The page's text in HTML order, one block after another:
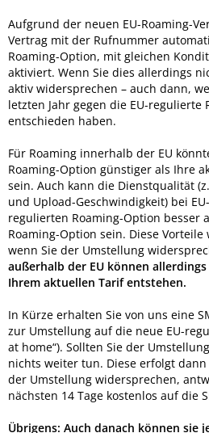
Aufgrund der neuen EU-Roaming-
Vertrag mit der Rufnummer
Roaming-Option, mit gleichen
aktiviert. Wenn Sie dies allerdings
aktiv widersprechen – auch dann,
letzten Jahr gegen die EU-regulierte
entschieden haben.
Für Roaming innerhalb der EU
Roaming-Option günstiger als Ihre
sein. Auch kann die Dienstqualität
und Upload-Geschwindigkeit) bei
regulierten Roaming-Option besser
Roaming-Option sein. Diese
wenn Sie der Umstellung
außerhalb der EU können
Ihrem aktuellen Tarif entstehen.
In Kürze erhalten Sie von uns eine
zur Umstellung auf die neue EU-
at home“). Sollten Sie der
nichts weiter tun. Diese erfolgt
der Umstellung widersprechen,
nächsten 14 Tage kostenlos auf die
Übrigens: Auch danach können sie